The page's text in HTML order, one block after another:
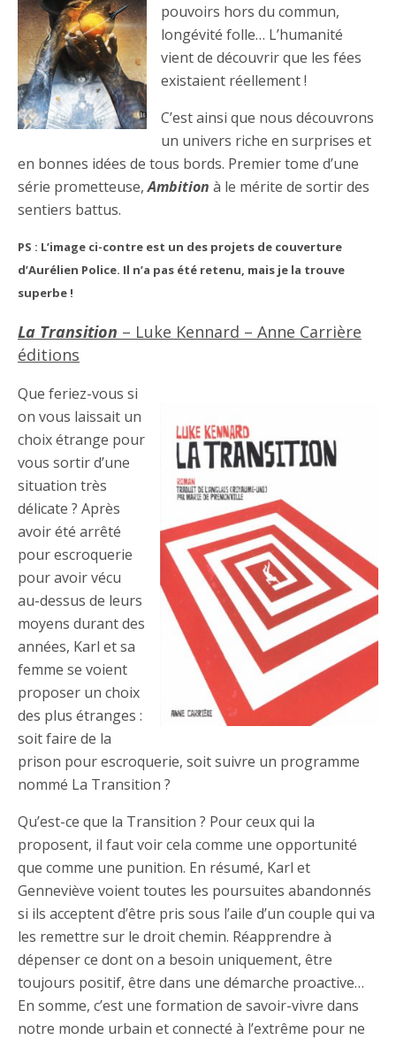
pouvoirs hors du commun,
longévité folle… L’humanité
vient de découvrir que les fées
existaient réellement !
C’est ainsi que nous découvrons
un univers riche en surprises et
en bonnes idées de tous bords. Premier tome d’une
série prometteuse,Ambition à le mérite de sortir des
sentiers battus.
PS : L’image ci-contre est un des projets de couverture
d’Aurélien Police. Il n’a pas été retenu, mais je la trouve
superbe !
La Transition – Luke Kennard – Anne Carrière
éditions
Que feriez-vous si
on vous laissait un
choix étrange pour
vous sortir d’une
situation très
délicate ? Après
avoir été arrêté
pour escroquerie
pour avoir vécu
au-dessus de leurs
moyens durant des
années, Karl et sa
femme se voient
proposer un choix
des plus étranges :
soit faire de la
prison pour escroquerie, soit suivre un programme
nommé La Transition ?
Qu’est-ce que la Transition ? Pour ceux qui la
proposent, il faut voir cela comme une opportunité
que comme une punition. En résumé, Karl et
Genneviève voient toutes les poursuites abandonnés
si ils acceptent d’être pris sous l’aile d’un couple qui va
les remettre sur le droit chemin. Réapprendre à
dépenser ce dont on a besoin uniquement, être
toujours positif, être dans une démarche proactive…
En somme, c’est une formation de savoir-vivre dans
notre monde urbain et connecté à l’extrême pour ne